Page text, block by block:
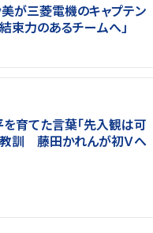
が三菱電機のキャプテン
束力のあるチームへ」
を育てた言葉「先入観は可
訓 藤田かれんが初Ｖへ